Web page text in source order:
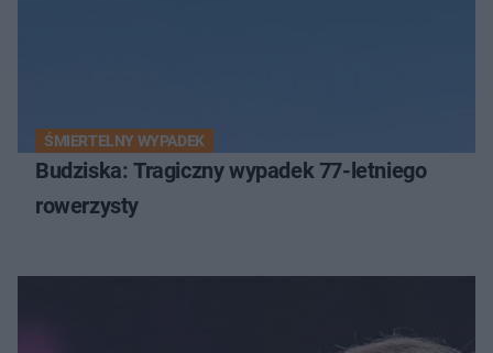
ŚMIERTELNY WYPADEK
Budziska: Tragiczny wypadek 77-letniego
rowerzysty